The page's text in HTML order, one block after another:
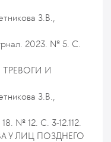
З.В.,
2023. № 5. С.
И
З.В.,
№ 12. С. 3-12.112.
У ЛИЦ ПОЗДНЕГО